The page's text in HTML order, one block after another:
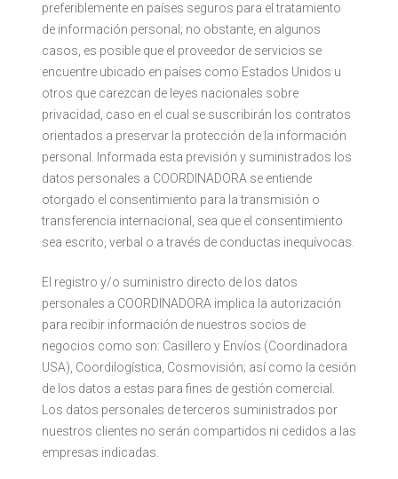
preferiblemente en países seguros para el tratamiento
de información personal; no obstante, en algunos
casos, es posible que el proveedor de servicios se
encuentre ubicado en países como Estados Unidos u
otros que carezcan de leyes nacionales sobre
privacidad, caso en el cual se suscribirán los contratos
orientados a preservar la protección de la información
personal. Informada esta previsión y suministrados los
datos personales a COORDINADORA se entiende
otorgado el consentimiento para la transmisión o
transferencia internacional, sea que el consentimiento
sea escrito, verbal o a través de conductas inequívocas.
El registro y/o suministro directo de los datos
personales a COORDINADORA implica la autorización
para recibir información de nuestros socios de
negocios como son: Casillero y Envíos (Coordinadora
USA), Coordilogística, Cosmovisión; así como la cesión
de los datos a estas para fines de gestión comercial.
Los datos personales de terceros suministrados por
nuestros clientes no serán compartidos ni cedidos a las
empresas indicadas.